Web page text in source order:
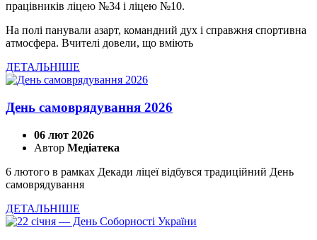
працівників ліцею №34 і ліцею №10.
На полі панували азарт, командний дух і справжня спортивна
атмосфера. Вчителі довели, що вміють
ДЕТАЛЬНІШЕ
День самоврядування 2026
06 лют 2026
Автор Медіатека
6 лютого в рамках Декади ліцеї відбувся традиційний День
самоврядування
ДЕТАЛЬНІШЕ